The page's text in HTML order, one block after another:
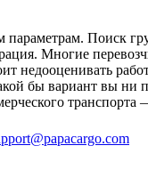
Поиск
Многие
недооценивать
бы вариант вы ни